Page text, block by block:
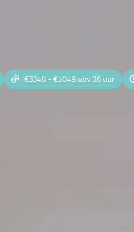
€3348 - €5049 obv 36 uur